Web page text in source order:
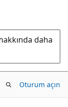
daha
Oturum açın